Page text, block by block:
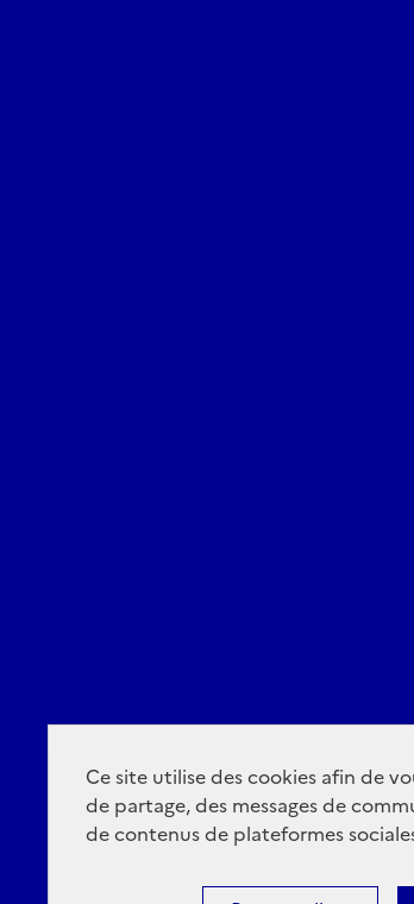
Ce site utilise des cookies afin de
de partage, des messages de
de contenus de plateformes